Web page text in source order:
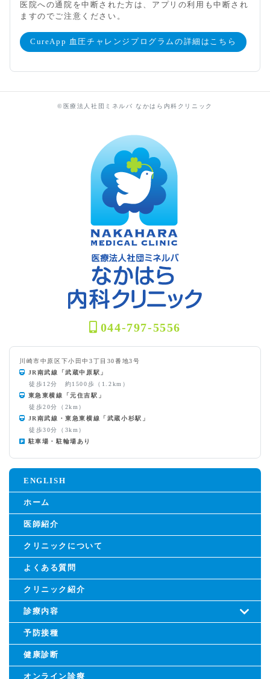
044-797-5556
川崎市中原区下小田中3丁目30番地3号
JR南武線「武蔵中原駅」
徒歩12分 約1500歩（1.2km）
東急東横線「元住吉駅」
徒歩20分（2km）
JR南武線・東急東横線「武蔵小杉駅」
徒歩30分（3km）
駐車場・駐輪場あり
ENGLISH
ホーム
医師紹介
クリニックについて
よくある質問
クリニック紹介
診療内容
予防接種
健康診断
オンライン診療
医院への通院を中断された方は、アプリの利用も中断され
ますのでご注意ください。
CureApp 血圧チャレンジプログラムの詳細はこちら
©医療法人社団ミネルバ なかはら内科クリニック